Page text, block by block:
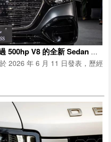
約睽違 6 年全面大改款！搭載超過 500hp V8 的全新 Sedan 正式公開！採用運動化「Flat Plane」引擎設計！？首度導入發光水箱護罩的 Mercedes-Benz S-Class 登場！
2026 年 6 月 11 日發表，歷經